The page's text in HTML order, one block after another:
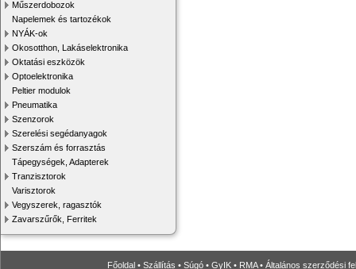
Műszerdobozok
Napelemek és tartozékok
NYÁK-ok
Okosotthon, Lakáselektronika
Oktatási eszközök
Optoelektronika
Peltier modulok
Pneumatika
Szenzorok
Szerelési segédanyagok
Szerszám és forrasztás
Tápegységek, Adapterek
Tranzisztorok
Varisztorok
Vegyszerek, ragasztók
Zavarszűrők, Ferritek
Főoldal • Szállítás • Súgó • GyIK • RMA• Általános szerződési